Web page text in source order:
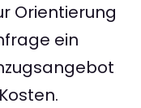
Orientierung
ein